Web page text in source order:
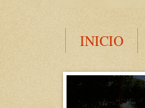
INICIO